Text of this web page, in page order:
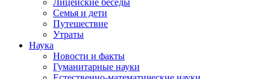
Лицейские беседы
Семья и дети
Путешествие
Утраты
Наука
Новости и факты
Гуманитарные науки